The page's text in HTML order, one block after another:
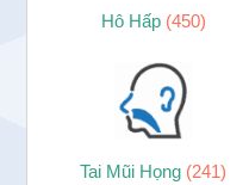
Hô Hấp (450)
Tai Mũi Họng (241)